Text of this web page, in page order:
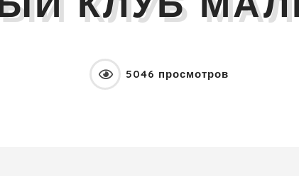
5046 просмотров